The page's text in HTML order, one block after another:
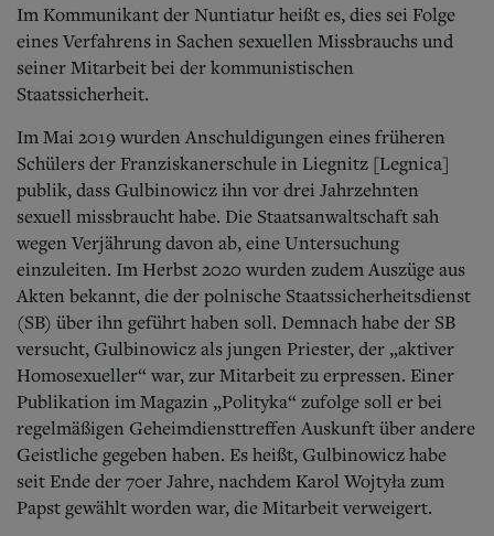
Im Kommunikant der Nuntiatur heißt es, dies sei Folge
eines Verfahrens in Sachen sexuellen Missbrauchs und
seiner Mitarbeit bei der kommunistischen
Staatssicherheit.
Im Mai 2019 wurden Anschuldigungen eines früheren
Schülers der Franziskanerschule in Liegnitz [Legnica]
publik, dass Gulbinowicz ihn vor drei Jahrzehnten
sexuell missbraucht habe. Die Staatsanwaltschaft sah
wegen Verjährung davon ab, eine Untersuchung
einzuleiten. Im Herbst 2020 wurden zudem Auszüge aus
Akten bekannt, die der polnische Staatssicherheitsdienst
(SB) über ihn geführt haben soll. Demnach habe der SB
versucht, Gulbinowicz als jungen Priester, der „aktiver
Homosexueller“ war, zur Mitarbeit zu erpressen. Einer
Publikation im Magazin „Polityka“ zufolge soll er bei
regelmäßigen Geheimdiensttreffen Auskunft über andere
Geistliche gegeben haben. Es heißt, Gulbinowicz habe
seit Ende der 70er Jahre, nachdem Karol Wojtyła zum
Papst gewählt worden war, die Mitarbeit verweigert.